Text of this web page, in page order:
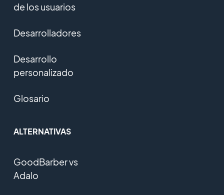
de los usuarios
Desarrolladores
Desarrollo
personalizado
Glosario
ALTERNATIVAS
GoodBarber vs
Adalo